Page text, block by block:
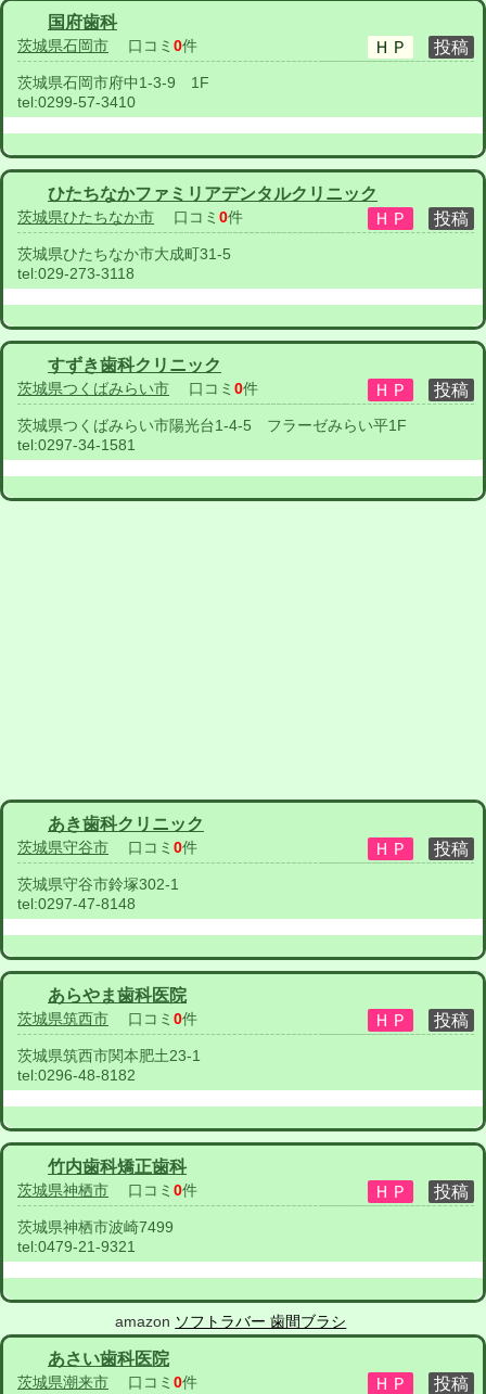
国府歯科
茨城県石岡市 口コミ 0件
茨城県石岡市府中1-3-9 1F
tel:0299-57-3410
ひたちなかファミリアデンタルクリニック
茨城県ひたちなか市 口コミ 0件
茨城県ひたちなか市大成町31-5
tel:029-273-3118
すずき歯科クリニック
茨城県つくばみらい市 口コミ 0件
茨城県つくばみらい市陽光台1-4-5 フラーゼみらい平1F
tel:0297-34-1581
あき歯科クリニック
茨城県守谷市 口コミ 0件
茨城県守谷市鈴塚302-1
tel:0297-47-8148
あらやま歯科医院
茨城県筑西市 口コミ 0件
茨城県筑西市関本肥土23-1
tel:0296-48-8182
竹内歯科矯正歯科
茨城県神栖市 口コミ 0件
茨城県神栖市波崎7499
tel:0479-21-9321
amazon ソフトラバー 歯間ブラシ
あさい歯科医院
茨城県潮来市 口コミ 0件